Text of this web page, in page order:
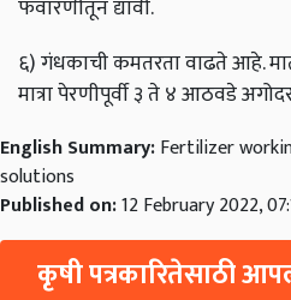
फवारणीतून द्यावी.
६) गंधकाची कमतरता वाढते आहे.
मात्रा पेरणीपूर्वी ३ ते ४ आठवडे
English Summary:Fertilizer
solutions
Published on:12 February 2022,
कृषी पत्रकारितेसाठी